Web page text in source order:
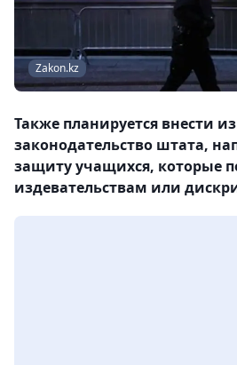
Zakon.kz
Также планируется внести
законодательство штата,
защиту учащихся, которые
издевательствам или